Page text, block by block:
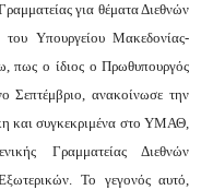
για θέματα Διεθνών
Υπουργείου Μακεδονίας-
πως ο ίδιος ο Πρωθυπουργός
Σεπτέμβριο, ανακοίνωσε την
και συγκεκριμένα στο ΥΜΑΘ,
Γραμματείας Διεθνών
Το γεγονός αυτό,